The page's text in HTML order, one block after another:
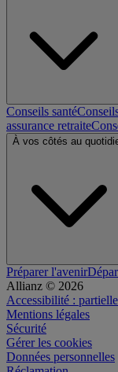
Conseils santé
assurance retraite
À vos côtés au
Préparer l'avenir
Allianz © 2026
Accessibilité :
Mentions légales
Sécurité
Gérer les cookies
Données personnelles